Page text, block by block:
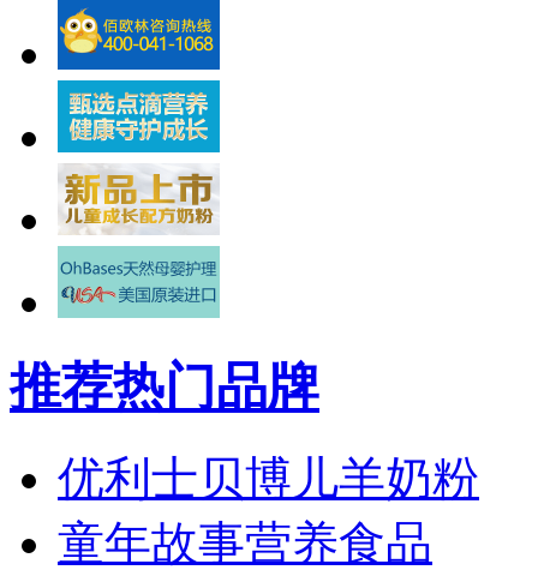
推荐热门品牌
优利士贝博儿羊奶粉
童年故事营养食品